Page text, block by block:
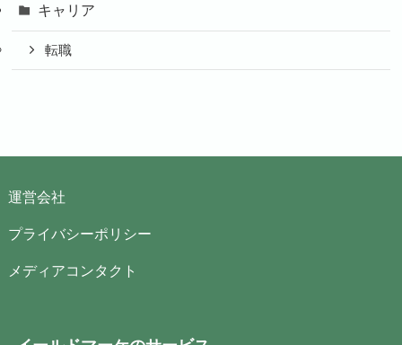
キャリア
転職
運営会社
プライバシーポリシー
メディアコンタクト